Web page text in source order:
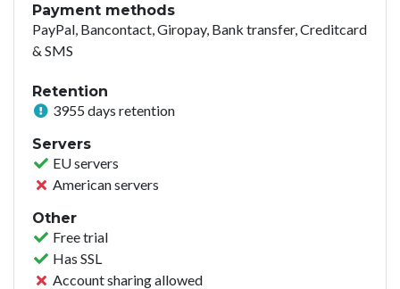
Payment methods
PayPal, Bancontact, Giropay, Bank transfer, Creditcard
& SMS
Retention
3955 days retention
Servers
EU servers
American servers
Other
Free trial
Has SSL
Account sharing allowed